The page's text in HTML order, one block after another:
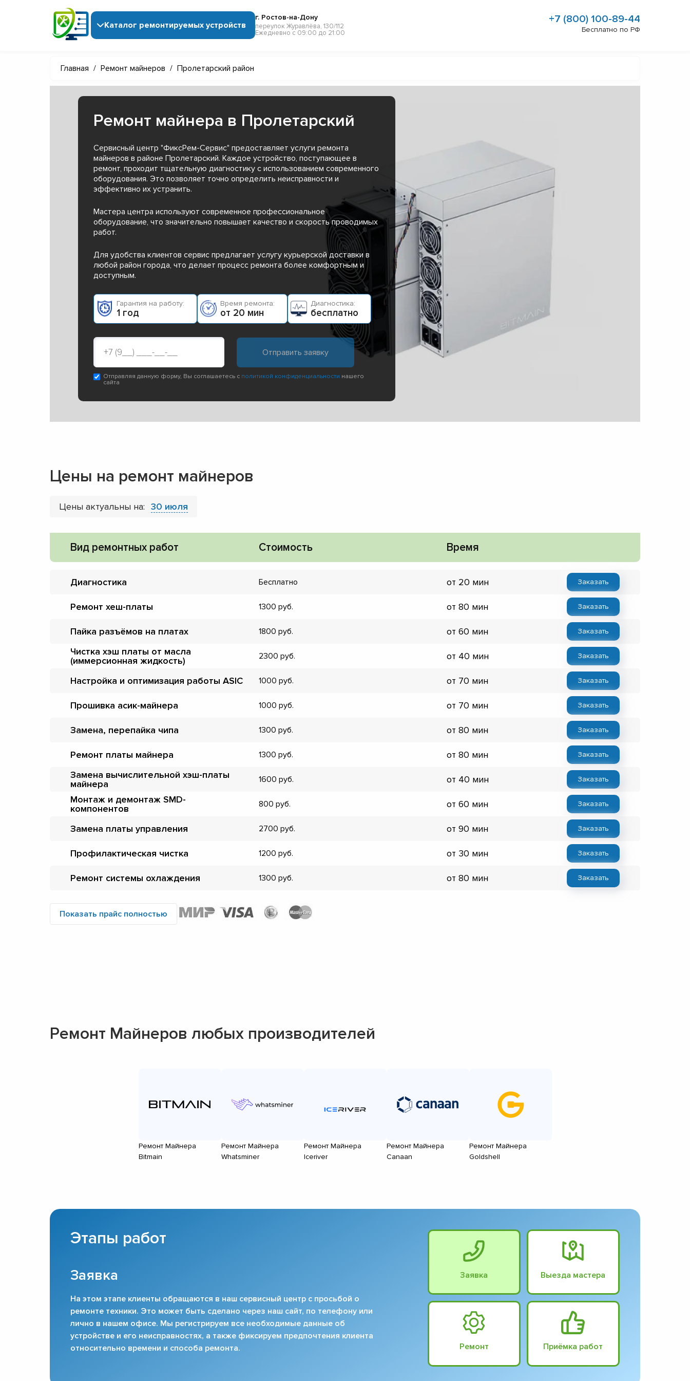
Каталог ремонтируемых устройств
г. Ростов-на-Дону
переулок Журавлёва, 130/112
Ежедневно с 09:00 до 21:00
+7 (800) 100-89-44
Бесплатно по РФ
Главная / Ремонт майнеров / Пролетарский район
Ремонт майнера в Пролетарский
Сервисный центр "ФиксРем-Сервис" предоставляет услуги ремонта
майнеров в районе Пролетарский. Каждое устройство, поступающее в
ремонт, проходит тщательную диагностику с использованием современного
оборудования. Это позволяет точно определить неисправности и
эффективно их устранить.
Мастера центра используют современное профессиональное
оборудование, что значительно повышает качество и скорость проводимых
работ.
Для удобства клиентов сервис предлагает услугу курьерской доставки в
любой район города, что делает процесс ремонта более комфортным и
доступным.
Гарантия на работу:
1 год
Время ремонта:
от 20 мин
Диагностика:
бесплатно
Отправляя данную форму, Вы соглашаетесь с политикой конфиденциальности нашего
сайта
Цены на ремонт майнеров
Цены актуальны на: 30 июля
Вид ремонтных работ Стоимость Время
Диагностика Бесплатно от 20 мин Заказать
Ремонт хеш-платы 1300 от 80 мин Заказать
Пайка разъёмов на платах 1800 от 60 мин Заказать
Чистка хэш платы от масла
(иммерсионная жидкость)
2300 от 40 мин Заказать
Настройка и оптимизация работы ASIC 1000 от 70 мин Заказать
Прошивка асик-майнера 1000 от 70 мин Заказать
Замена, перепайка чипа 1300 от 80 мин Заказать
Ремонт платы майнера 1300 от 80 мин Заказать
Замена вычислительной хэш-платы
майнера
1600 от 40 мин Заказать
Монтаж и демонтаж SMD-
компонентов
800 от 60 мин Заказать
Замена платы управления 2700 от 90 мин Заказать
Профилактическая чистка 1200 от 30 мин Заказать
Ремонт системы охлаждения 1300 от 80 мин Заказать
Показать прайс полностью
Ремонт Майнеров любых производителей
Ремонт Майнера
Bitmain
Ремонт Майнера
Whatsminer
Ремонт Майнера
Iceriver
Ремонт Майнера
Canaan
Ремонт Майнера
Goldshell
Этапы работ
Заявка
На этом этапе клиенты обращаются в наш сервисный центр с просьбой о
ремонте техники. Это может быть сделано через наш сайт, по телефону или
лично в нашем офисе. Мы регистрируем все необходимые данные об
устройстве и его неисправностях, а также фиксируем предпочтения клиента
относительно времени и способа ремонта.
Заявка Выезда мастера
Ремонт Приёмка работ